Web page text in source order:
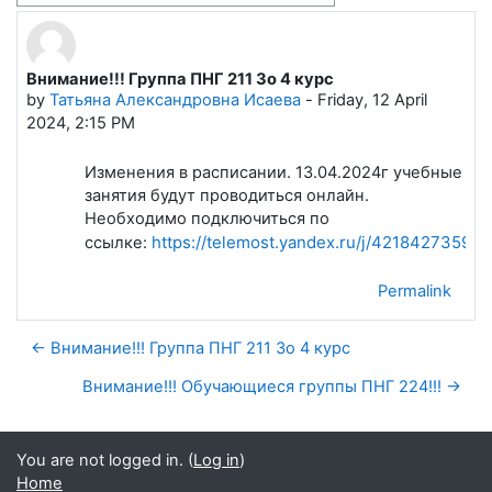
Внимание!!! Группа ПНГ 211 Зо 4 курс
by Татьяна Александровна Исаева - Friday, 12 April
2024, 2:15 PM
Number of replies: 0
Изменения в расписании. 13.04.2024г учебные
занятия будут проводиться онлайн.
Необходимо подключиться по
ссылке: https://telemost.yandex.ru/j/
Permalink
← Внимание!!! Группа ПНГ 211 Зо 4 курс
Внимание!!! Обучающиеся группы ПНГ 224!!! →
You are not logged in. (Log in)
Home